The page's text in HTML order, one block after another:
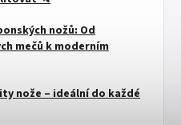
nožů: Od
mečů k moderním
nože – ideální do každé